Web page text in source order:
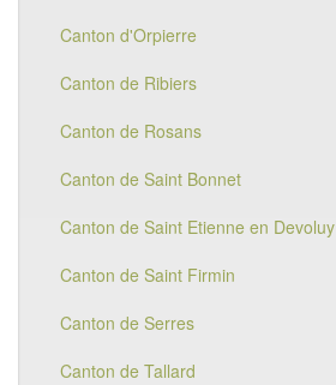
Canton d'Orpierre
Canton de Ribiers
Canton de Rosans
Canton de Saint Bonnet
Canton de Saint Etienne en Devoluy
Canton de Saint Firmin
Canton de Serres
Canton de Tallard